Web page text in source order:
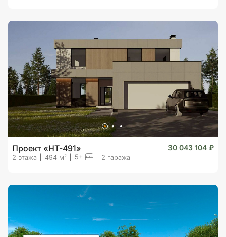
Проект «HT-491» 30 043 104 ₽
2 этажа 494 м 2 5+ 2 гаража